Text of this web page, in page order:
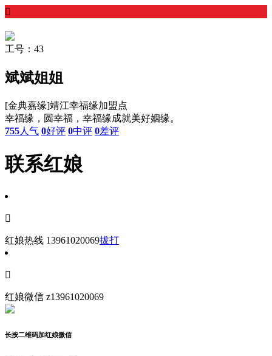

工号：43
斌斌姐姐
[金典嘉缘]靖江幸福缘加盟点
幸福缘，圆幸福，幸福缘成就美好姻缘。
755人气 0好评 0中评 0差评
联系红娘

红娘热线 13961020069拔打

红娘微信 z13961020069
长按二维码加红娘微信